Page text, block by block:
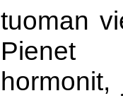
tuoman
Pienet
hormonit,